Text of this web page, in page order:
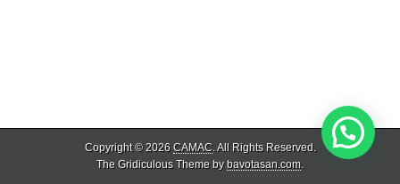
Copyright © 2026 CAMAC. All Rights Reserved.
The Gridiculous Theme by bavotasan.com